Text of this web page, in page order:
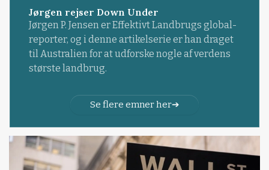
Jørgen rejser Down Under
Jørgen P. Jensen er Effektivt Landbrugs global-
reporter, og i denne artikelserie er han draget
til Australien for at udforske nogle af verdens
største landbrug.
Se flere emner her